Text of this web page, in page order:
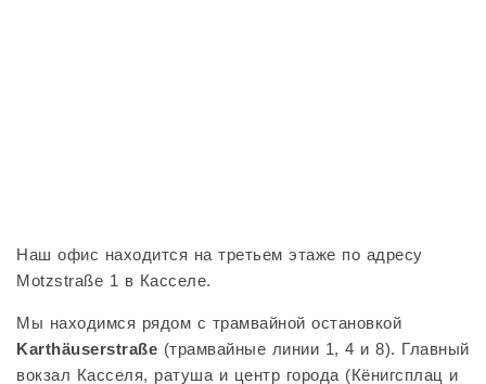
Наш офис находится на третьем этаже по адресу
Motzstraße 1 в Касселе.
Мы находимся рядом с трамвайной остановкой
Karthäuserstraße (трамвайные линии 1, 4 и 8). Главный
вокзал Касселя, ратуша и центр города (Кёнигсплац и